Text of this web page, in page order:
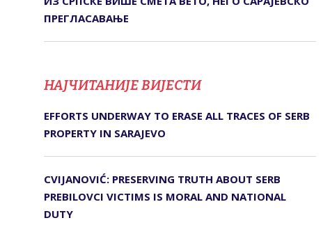
ПРЕГЛАСАВАЊЕ
НАЈЧИТАНИЈЕ ВИЈЕСТИ
EFFORTS UNDERWAY TO ERASE ALL TRACES OF SERB
PROPERTY IN SARAJEVO
CVIJANOVIĆ: PRESERVING TRUTH ABOUT SERB
PREBILOVCI VICTIMS IS MORAL AND NATIONAL
DUTY